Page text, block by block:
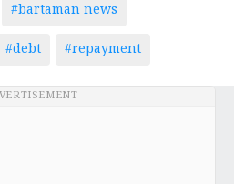
#bartaman news
#debt #repayment